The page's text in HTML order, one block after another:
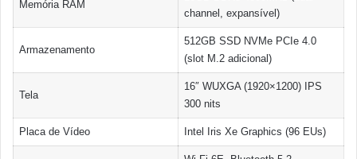
Memória RAM
channel, expansível)
Armazenamento
512GB SSD NVMe PCIe 4.0
(slot M.2 adicional)
Tela
16″ WUXGA (1920×1200) IPS
300 nits
Placa de Vídeo Intel Iris Xe Graphics (96 EUs)